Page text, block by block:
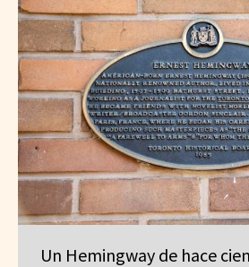
Un Hemingway de hace